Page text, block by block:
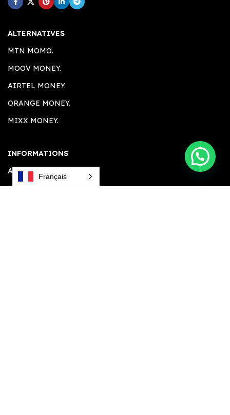
ALTERNATIVES
MTN MOMO.
MOOV MONEY.
AIRTEL MONEY.
ORANGE MONEY.
MIXX MONEY.
INFORMATIONS
A PROPOS.
CONTACT.
Français